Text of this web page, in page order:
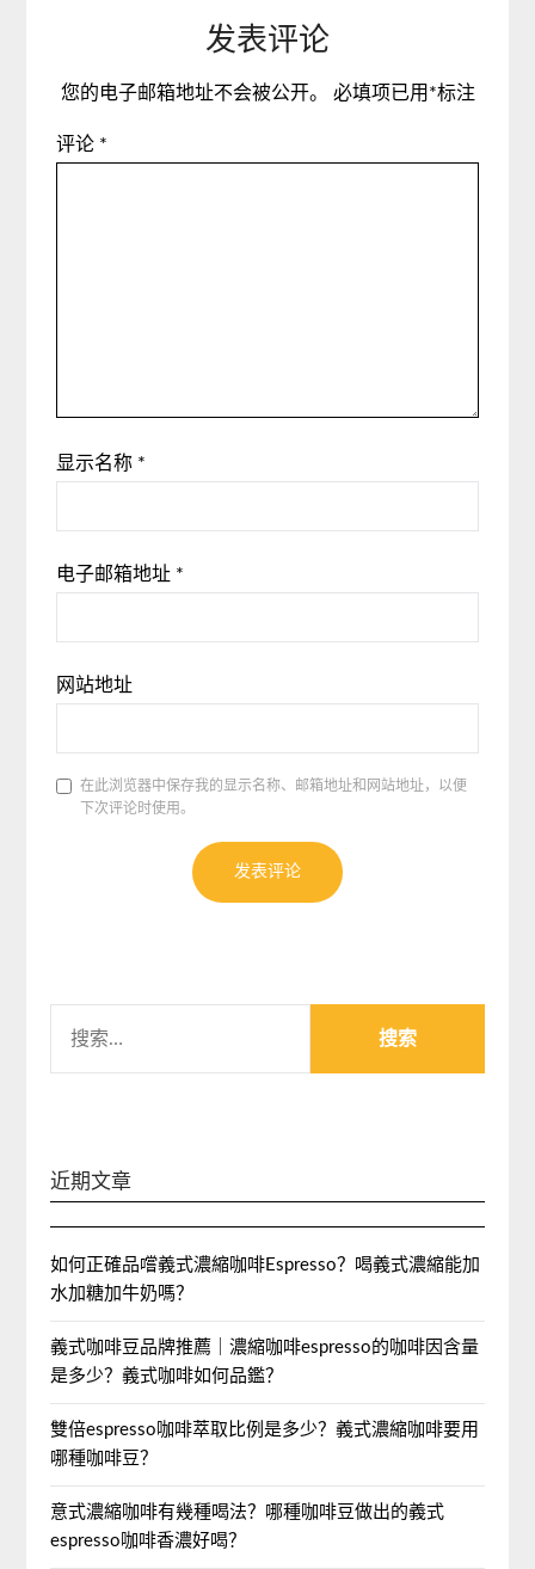
发表评论
您的电子邮箱地址不会被公开。 必填项已用 *标注
评论 *
显示名称 *
电子邮箱地址 *
网站地址
在此浏览器中保存我的显示名称、邮箱地址和网站地址，以便
下次评论时使用。
索：
近期文章
如何正確品嚐義式濃縮咖啡Espresso？喝義式濃縮能加
水加糖加牛奶嗎？
義式咖啡豆品牌推薦｜濃縮咖啡espresso的咖啡因含量
是多少？義式咖啡如何品鑑？
雙倍espresso咖啡萃取比例是多少？義式濃縮咖啡要用
哪種咖啡豆？
意式濃縮咖啡有幾種喝法？哪種咖啡豆做出的義式
espresso咖啡香濃好喝？